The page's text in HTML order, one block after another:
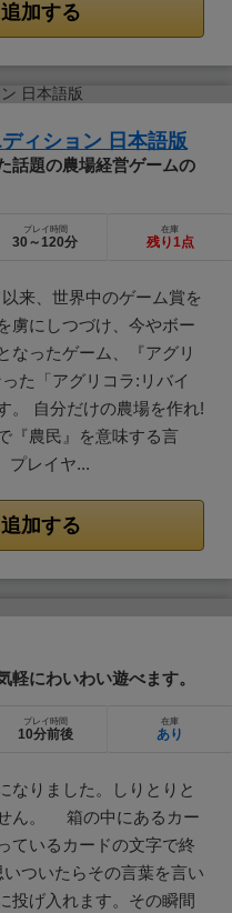
加する
ィション 日本語版
話題の農場経営ゲームの
プレイ時間
30～120分
在庫
残り1点
来、世界中のゲーム賞を
虜にしつづけ、今やボー
なったゲーム、『アグリ
た「アグリコラ:リバイ
。 自分だけの農場を作れ!
『農民』を意味する言
プレイヤ...
加する
にわいわい遊べます。
プレイ時間
10分前後
在庫
あり
りました。しりとりと
ん。 箱の中にあるカー
ているカードの文字で終
ついたらその言葉を言い
投げ入れます。その瞬間